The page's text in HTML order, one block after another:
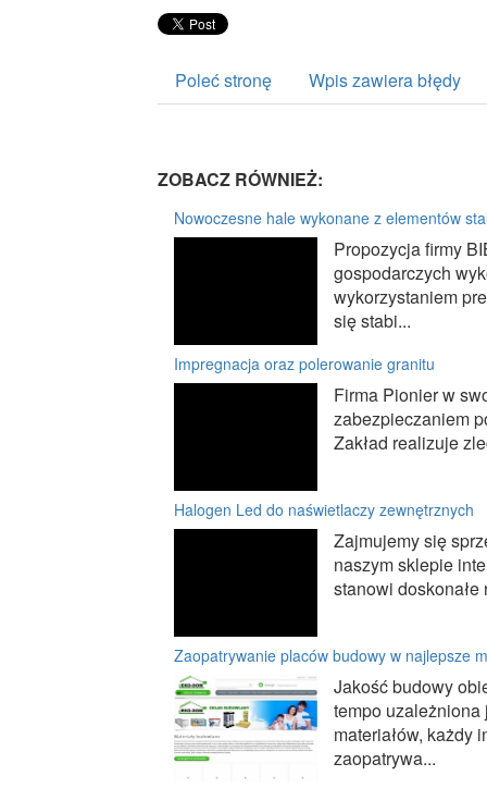
Poleć stronę Wpis zawiera błędy
ZOBACZ RÓWNIEŻ:
Nowoczesne hale wykonane z elementów
Propozycja firmy
gospodarczych
wykorzystaniem
się stabi...
Impregnacja oraz polerowanie granitu
Firma Pionier w
zabezpieczaniem
Zakład realizuje
Halogen Led do naświetlaczy zewnętrznych
Zajmujemy się
naszym sklepie
stanowi
Zaopatrywanie placów budowy w najlepsze
Jakość budowy
tempo
materiałów, każdy
zaopatrywa...